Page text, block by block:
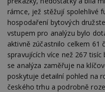
rámce, jež stěžují spolehlivé
hospodaření bytových
vstupem pro analýzu bylo
aktivně zúčastnilo celkem 61
spravujících více než 267
se analýza zaměřuje na
poskytuje detailní pohled na
českého trhu a podrobně
Nezbytně
Výkonové
Funkční soubory